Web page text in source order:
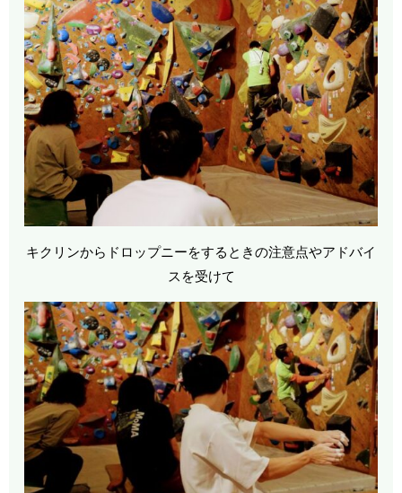
キクリンからドロップニーをするときの注意点やアドバイ
スを受けて